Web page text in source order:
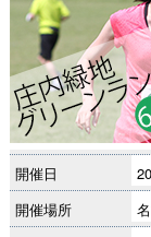
開催日
開催場所